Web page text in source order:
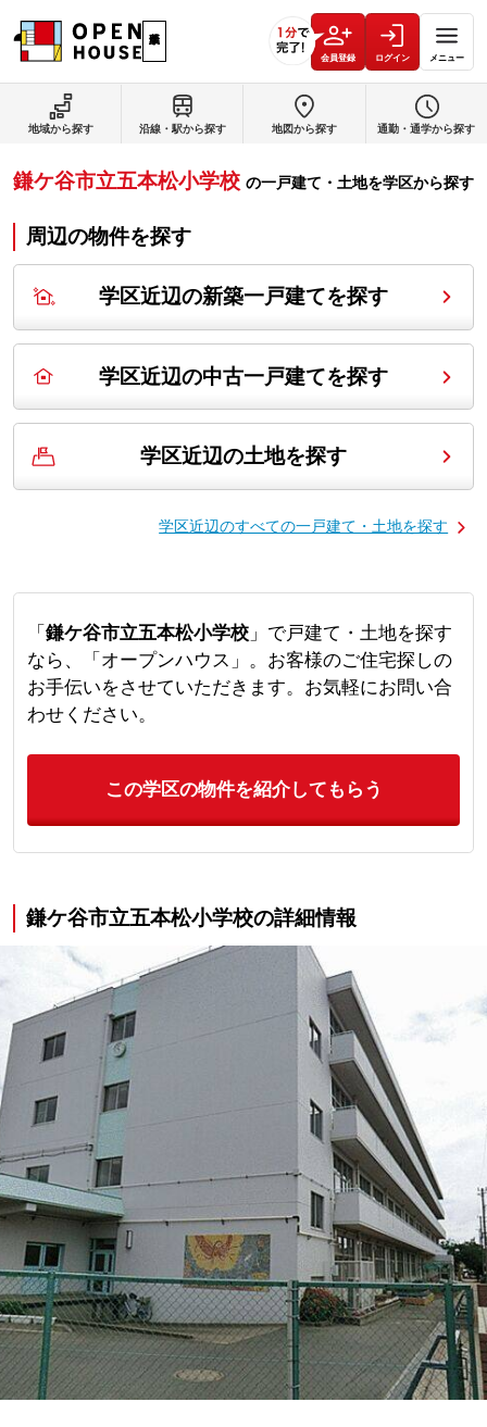
会員登録 ログイン メニュー
地域から探す 沿線・駅から探す 地図から探す 通勤・通学から探す
鎌ケ谷市立五本松小学校 の一戸建て・土地を学区から探す
周辺の物件を探す
学区近辺の新築一戸建てを探す
学区近辺の中古一戸建てを探す
学区近辺の土地を探す
学区近辺のすべての一戸建て・土地を探す
「 鎌ケ谷市立五本松小学校」で戸建て・土地を探す
なら、「オープンハウス」。お客様のご住宅探しの
お手伝いをさせていただきます。お気軽にお問い合
わせください。
この学区の物件を紹介してもらう
鎌ケ谷市立五本松小学校の詳細情報